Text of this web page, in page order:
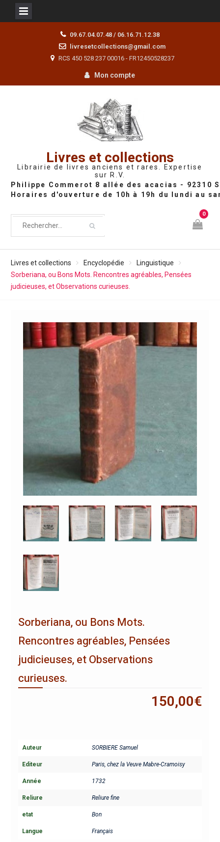
09.67.04.07.48 / 06.16.71.12.38
livresetcollections@gmail.com
RCS 450 528 237 00016 - FR12450528237
Mon compte
Livres et collections
Librairie de livres anciens et rares. Expertise
sur R.V.
0
Livres et collections Encyclopédie
Linguistique
Sorberiana, ou Bons Mots. Rencontres agréables, Pensées
judicieuses, et Observations curieuses.
Sorberiana, ou Bons Mots.
Rencontres agréables, Pensées
judicieuses, et Observations
curieuses.
150,00€
Auteur SORBIERE Samuel
Editeur Paris, chez la Veuve Mabre-Cramoisy
Année 1732
Reliure Reliure fine
etat Bon
Langue Français